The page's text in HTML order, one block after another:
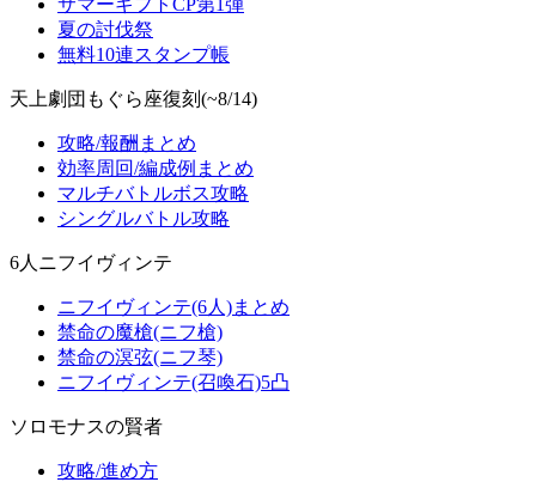
サマーギフトCP第1弾
夏の討伐祭
無料10連スタンプ帳
天上劇団もぐら座復刻(~8/14)
攻略/報酬まとめ
効率周回/編成例まとめ
マルチバトルボス攻略
シングルバトル攻略
6人ニフイヴィンテ
ニフイヴィンテ(6人)まとめ
禁命の魔槍(ニフ槍)
禁命の溟弦(ニフ琴)
ニフイヴィンテ(召喚石)5凸
ソロモナスの賢者
攻略/進め方